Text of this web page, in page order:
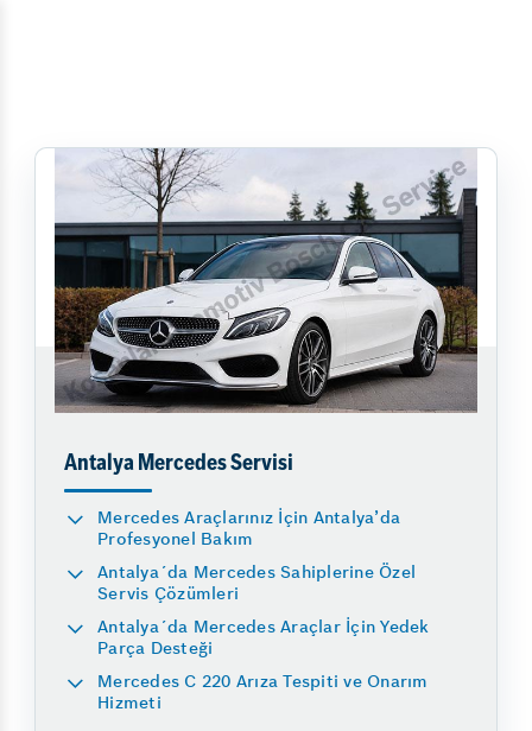
Antalya Mercedes Servisi
Mercedes Araçlarınız İçin Antalya’da
Profesyonel Bakım
Antalya´da Mercedes Sahiplerine Özel
Servis Çözümleri
Antalya´da Mercedes Araçlar İçin Yedek
Parça Desteği
Mercedes C 220 Arıza Tespiti ve Onarım
Hizmeti